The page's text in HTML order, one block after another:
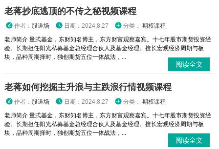
老蒋抄底逃顶的不传之秘视频课程
作者： 股道场 日期：2024.8.27 分类： 期权课程
老师简介 量式基金，东财知名博主，东方财富观察嘉宾。十七年股市期货投资经
验。长期担任阳光私募基金总经理合伙人及基金经理。擅长宏观经济周期与板
块，品种周期择时，独创期货五位一体战法，...
阅读全文
老蒋如何挖掘主升浪与主跌浪行情视频课程
作者： 股道场 日期：2024.8.27 分类： 期权课程
老师简介 量式基金，东财知名博主，东方财富观察嘉宾。十七年股市期货投资经
验。长期担任阳光私募基金总经理合伙人及基金经理。擅长宏观经济周期与板
块，品种周期择时，独创期货五位一体战法，...
阅读全文